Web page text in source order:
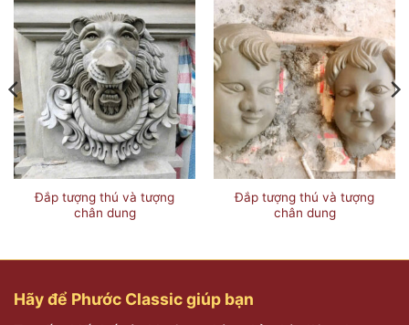
Đắp tượng thú và tượng
chân dung
Đắp tượng thú và tượng
chân dung
Hãy để Phước Classic giúp bạn